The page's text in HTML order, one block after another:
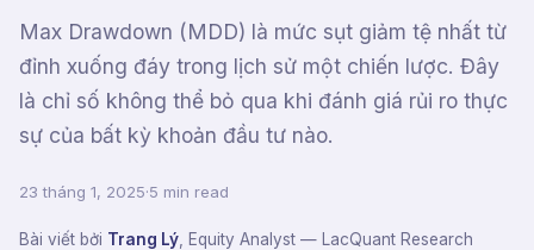
Max Drawdown (MDD) là mức sụt giảm tệ nhất từ
đỉnh xuống đáy trong lịch sử một chiến lược. Đây
là chỉ số không thể bỏ qua khi đánh giá rủi ro thực
sự của bất kỳ khoản đầu tư nào.
23 tháng 1, 2025·5 min read
Bài viết bởi Trang Lý Equity Analyst — LacQuant Research